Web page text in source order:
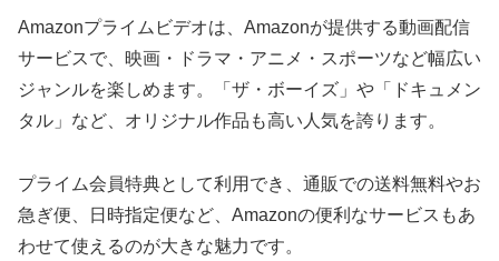
Amazonプライムビデオは、Amazonが提供する動画配信
サービスで、映画・ドラマ・アニメ・スポーツなど幅広い
ジャンルを楽しめます。「ザ・ボーイズ」や「ドキュメン
タル」など、オリジナル作品も高い人気を誇ります。
プライム会員特典として利用でき、通販での送料無料やお
急ぎ便、日時指定便など、Amazonの便利なサービスもあ
わせて使えるのが大きな魅力です。